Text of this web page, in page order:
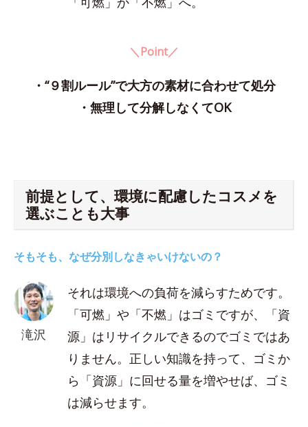
＼Point／
・“９割ルール”で大方の素材に合わせて処分
・無理して分解しなくてOK
前提として、環境に配慮したコスメを
選ぶことも大事
そもそも、なぜ分別しなきゃいけないの？
滝沢
それは環境への負荷を減らすためです。
「可燃」や「不燃」はゴミですが、「資
源」はリサイクルできるのでゴミではあ
りません。正しい知識を持って、ゴミか
ら「資源」に回せる量を増やせば、ゴミ
は減らせます。